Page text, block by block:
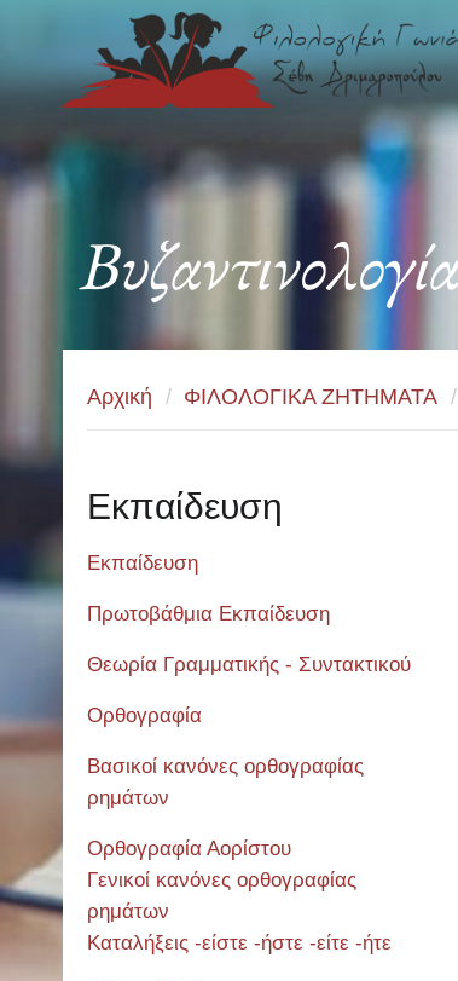
Βυζαντινολογία
Αρχική / ΦΙΛΟΛΟΓΙΚΑ ΖΗΤΗΜΑΤΑ /
Εκπαίδευση
Εκπαίδευση
Πρωτοβάθμια Εκπαίδευση
Θεωρία Γραμματικής - Συντακτικού
Ορθογραφία
Βασικοί κανόνες ορθογραφίας
ρημάτων
Ορθογραφία Αορίστου
Γενικοί κανόνες ορθογραφίας
ρημάτων
Καταλήξεις -είστε -ήστε -είτε -ήτε